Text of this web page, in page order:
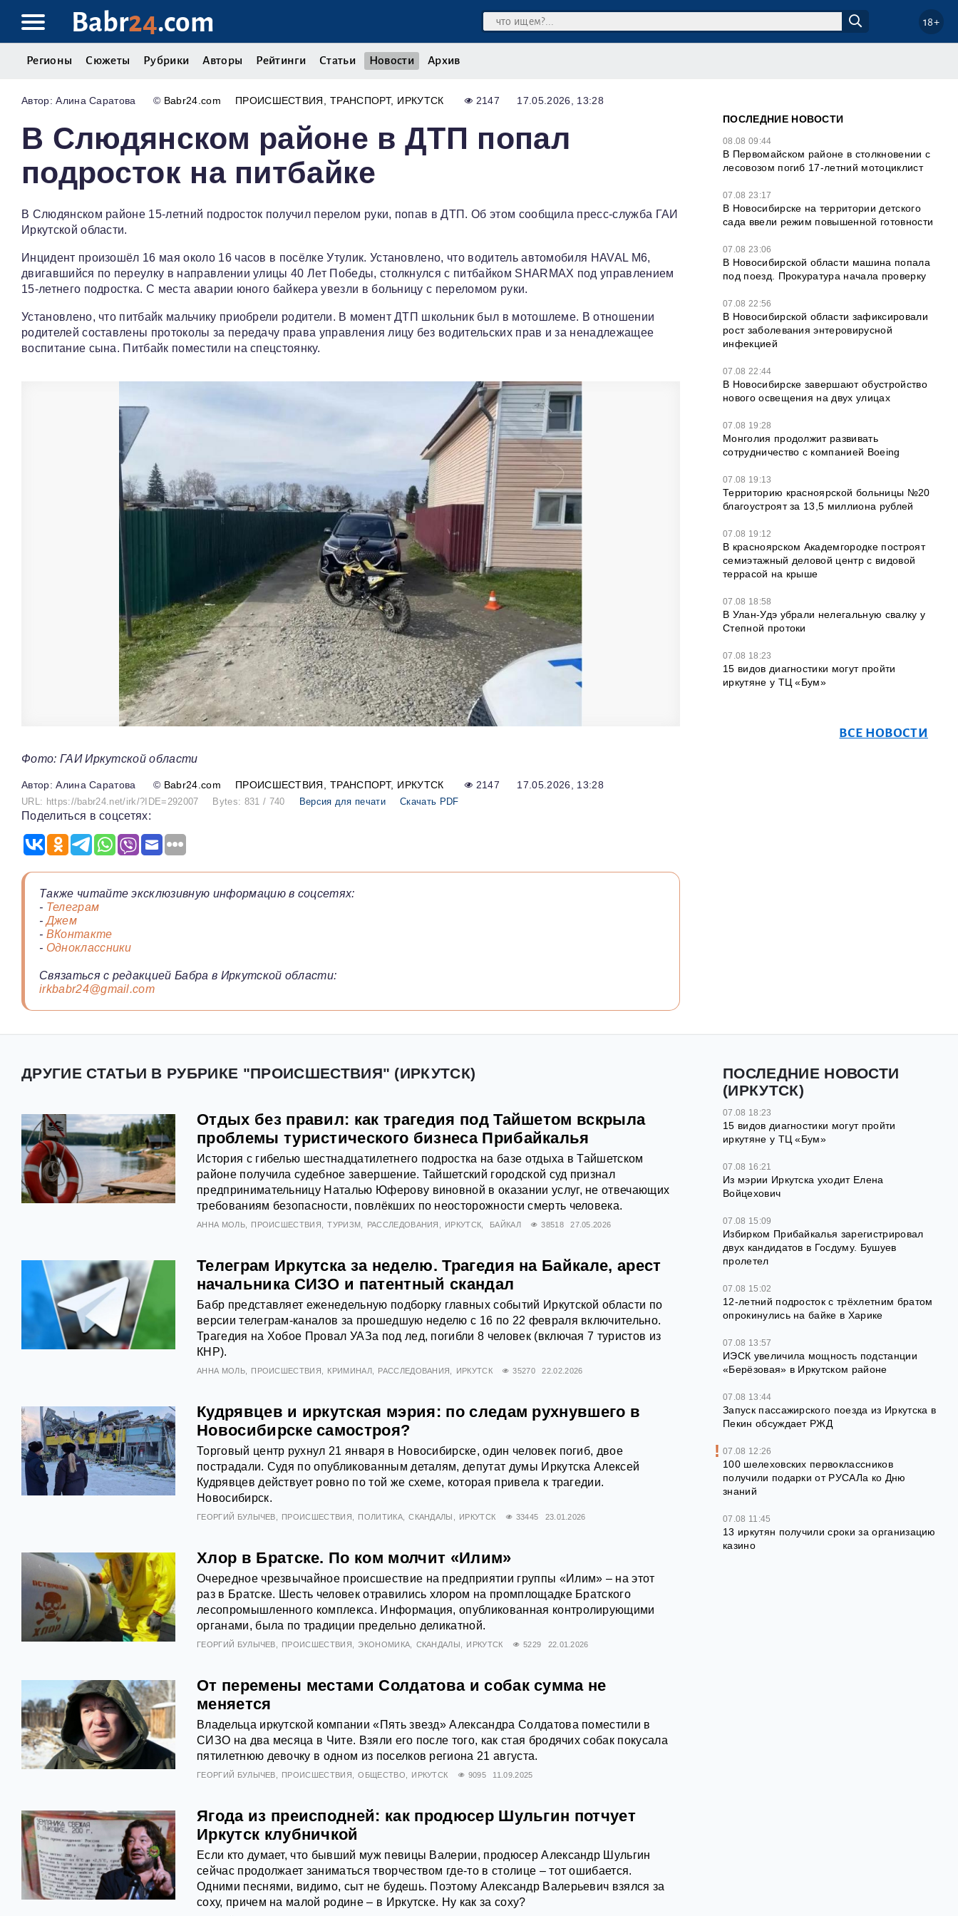
Babr24.com 18+
Регионы Сюжеты Рубрики Авторы Рейтинги Статьи Новости Архив
Алина Саратова © Babr24.com ПРОИСШЕСТВИЯ ТРАНСПОРТ ИРКУТСК 2147 17.05.2026, 13:28
В Слюдянском районе в ДТП попал
подросток на питбайке
В Слюдянском районе 15‑летний подросток получил перелом руки, попав в ДТП. Об этом сообщила пресс‑служба ГАИ
Иркутской области.
Инцидент произошёл 16 мая около 16 часов в посёлке Утулик. Установлено, что водитель автомобиля HAVAL M6,
двигавшийся по переулку в направлении улицы 40 Лет Победы, столкнулся с питбайком SHARMAX под управлением
15‑летнего подростка. С места аварии юного байкера увезли в больницу с переломом руки.
Установлено, что питбайк мальчику приобрели родители. В момент ДТП школьник был в мотошлеме. В отношении
родителей составлены протоколы за передачу права управления лицу без водительских прав и за ненадлежащее
воспитание сына. Питбайк поместили на спецстоянку.
Фото: ГАИ Иркутской области
Алина Саратова © Babr24.com ПРОИСШЕСТВИЯ ТРАНСПОРТ ИРКУТСК 2147 17.05.2026, 13:28
URL: https://babr24.net/irk/?IDE=292007 Bytes: 831 / 740 Версия для печати Скачать PDF
Поделиться в соцсетях:
Также читайте эксклюзивную информацию в соцсетях:
- Телеграм
-Джем
- ВКонтакте
- Одноклассники
Связаться с редакцией Бабра в Иркутской области:
irkbabr24@gmail.com
ПОСЛЕДНИЕ НОВОСТИ
08.08 09:44
В Первомайском районе в столкновении с
лесовозом погиб 17-летний мотоциклист
07.08 23:17
В Новосибирске на территории детского
сада ввели режим повышенной готовности
07.08 23:06
В Новосибирской области машина попала
под поезд. Прокуратура начала проверку
07.08 22:56
В Новосибирской области зафиксировали
рост заболевания энтеровирусной
инфекцией
07.08 22:44
В Новосибирске завершают обустройство
нового освещения на двух улицах
07.08 19:28
Монголия продолжит развивать
сотрудничество с компанией Boeing
07.08 19:13
Территорию красноярской больницы №20
благоустроят за 13,5 миллиона рублей
07.08 19:12
В красноярском Академгородке построят
семиэтажный деловой центр с видовой
террасой на крыше
07.08 18:58
В Улан-Удэ убрали нелегальную свалку у
Степной протоки
07.08 18:23
15 видов диагностики могут пройти
иркутяне у ТЦ «Бум»
ВСЕ НОВОСТИ
ДРУГИЕ СТАТЬИ В РУБРИКЕ "ПРОИСШЕСТВИЯ" (ИРКУТСК)
Отдых без правил: как трагедия под Тайшетом вскрыла
проблемы туристического бизнеса Прибайкалья
История с гибелью шестнадцатилетнего подростка на базе отдыха в Тайшетском
районе получила судебное завершение. Тайшетский городской суд признал
предпринимательницу Наталью Юферову виновной в оказании услуг, не отвечающих
требованиям безопасности, повлёкших по неосторожности смерть человека.
АННА МОЛЬ ПРОИСШЕСТВИЯ ТУРИЗМ РАССЛЕДОВАНИЯ ИРКУТСК БАЙКАЛ 38518 27.05.2026
Телеграм Иркутска за неделю. Трагедия на Байкале, арест
начальника СИЗО и патентный скандал
Бабр представляет еженедельную подборку главных событий Иркутской области по
версии телеграм-каналов за прошедшую неделю с 16 по 22 февраля включительно.
Трагедия на Хобое Провал УАЗа под лед, погибли 8 человек (включая 7 туристов из
КНР).
АННА МОЛЬ ПРОИСШЕСТВИЯ КРИМИНАЛ РАССЛЕДОВАНИЯ ИРКУТСК 35270 22.02.2026
Кудрявцев и иркутская мэрия: по следам рухнувшего в
Новосибирске самостроя?
Торговый центр рухнул 21 января в Новосибирске, один человек погиб, двое
пострадали. Судя по опубликованным деталям, депутат думы Иркутска Алексей
Кудрявцев действует ровно по той же схеме, которая привела к трагедии.
Новосибирск.
ГЕОРГИЙ БУЛЫЧЕВ ПРОИСШЕСТВИЯ ПОЛИТИКА СКАНДАЛЫ ИРКУТСК 33445 23.01.2026
Хлор в Братске. По ком молчит «Илим»
Очередное чрезвычайное происшествие на предприятии группы «Илим» – на этот
раз в Братске. Шесть человек отравились хлором на промплощадке Братского
лесопромышленного комплекса. Информация, опубликованная контролирующими
органами, была по традиции предельно деликатной.
ГЕОРГИЙ БУЛЫЧЕВ ПРОИСШЕСТВИЯ ЭКОНОМИКА СКАНДАЛЫ ИРКУТСК 5229 22.01.2026
От перемены местами Солдатова и собак сумма не
меняется
Владельца иркутской компании «Пять звезд» Александра Солдатова поместили в
СИЗО на два месяца в Чите. Взяли его после того, как стая бродячих собак покусала
пятилетнюю девочку в одном из поселков региона 21 августа.
ГЕОРГИЙ БУЛЫЧЕВ ПРОИСШЕСТВИЯ ОБЩЕСТВО ИРКУТСК 9095 11.09.2025
Ягода из преисподней: как продюсер Шульгин потчует
Иркутск клубничкой
Если кто думает, что бывший муж певицы Валерии, продюсер Александр Шульгин
сейчас продолжает заниматься творчеством где-то в столице – тот ошибается.
Одними песнями, видимо, сыт не будешь. Поэтому Александр Валерьевич взялся за
соху, причем на малой родине – в Иркутске. Ну как за соху?
ПОСЛЕДНИЕ НОВОСТИ
(ИРКУТСК)
07.08 18:23
15 видов диагностики могут пройти
иркутяне у ТЦ «Бум»
07.08 16:21
Из мэрии Иркутска уходит Елена
Войцехович
07.08 15:09
Избирком Прибайкалья зарегистрировал
двух кандидатов в Госдуму. Бушуев
пролетел
07.08 15:02
12‑летний подросток с трёхлетним братом
опрокинулись на байке в Харике
07.08 13:57
ИЭСК увеличила мощность подстанции
«Берёзовая» в Иркутском районе
07.08 13:44
Запуск пассажирского поезда из Иркутска в
Пекин обсуждает РЖД
07.08 12:26
100 шелеховских первоклассников
получили подарки от РУСАЛа ко Дню
знаний
07.08 11:45
13 иркутян получили сроки за организацию
казино